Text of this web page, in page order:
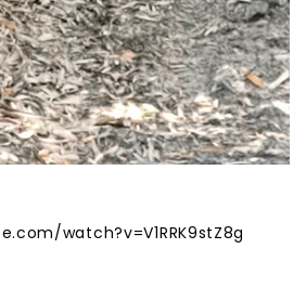
watch?v=V1RRK9stZ8g